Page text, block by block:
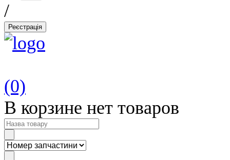
/
Реєстрація
(0)
В корзине нет товаров